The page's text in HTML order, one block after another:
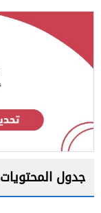
جدول المحتويات